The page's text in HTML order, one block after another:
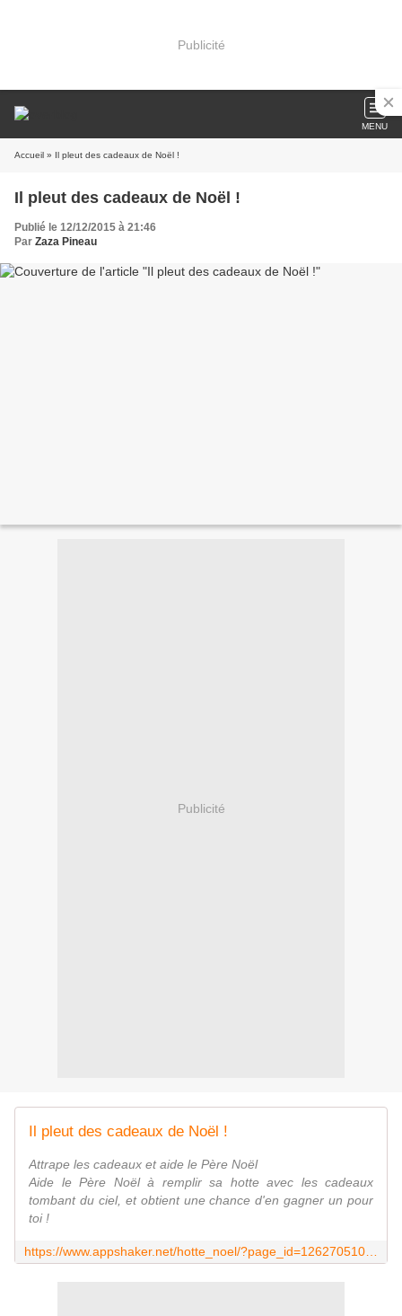
Publicité
MENU
Accueil » Il pleut des cadeaux de Noël !
Il pleut des cadeaux de Noël !
Publié le 12/12/2015 à 21:46
Par Zaza Pineau
Publicité
Il pleut des cadeaux de Noël !
Attrape les cadeaux et aide le Père Noël
Aide le Père Noël à remplir sa hotte avec les cadeaux
tombant du ciel, et obtient une chance d'en gagner un pour
toi !